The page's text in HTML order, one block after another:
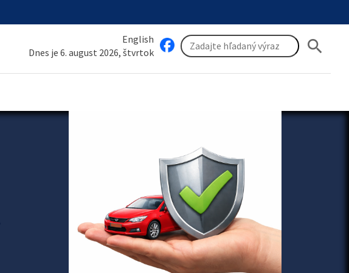
English
Dnes je 6. august 2026, štvrtok
search